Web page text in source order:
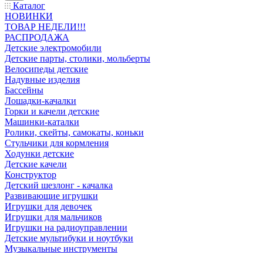
Каталог
НОВИНКИ
ТОВАР НЕДЕЛИ!!!
РАСПРОДАЖА
Детские электромобили
Детские парты, столики, мольберты
Велосипеды детские
Надувные изделия
Бассейны
Лошадки-качалки
Горки и качели детские
Машинки-каталки
Ролики, скейты, самокаты, коньки
Стульчики для кормления
Ходунки детские
Детские качели
Конструктор
Детский шезлонг - качалка
Развивающие игрушки
Игрушки для девочек
Игрушки для мальчиков
Игрушки на радиоуправлении
Детские мультибуки и ноутбуки
Музыкальные инструменты